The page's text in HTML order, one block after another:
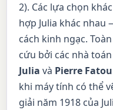
2). Các lựa chọn
hợp Julia khác
cách kinh ngạc.
cứu bởi các nhà
Julia và Pierre Fatou
khi máy tính có thể
giải năm 1918 của